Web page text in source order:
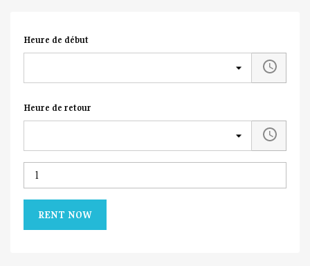
Heure de début
Heure de retour
RENT NOW